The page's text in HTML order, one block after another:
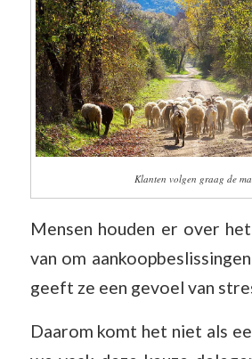
Klanten volgen graag de
Mensen houden er over
van om
geeft ze een gevoel van
Daarom komt het niet als